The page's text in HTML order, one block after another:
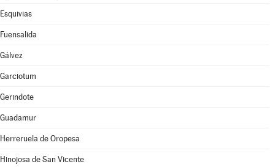
Esquivias
Fuensalida
Gálvez
Garciotum
Gerindote
Guadamur
Herreruela de Oropesa
Hinojosa de San Vicente